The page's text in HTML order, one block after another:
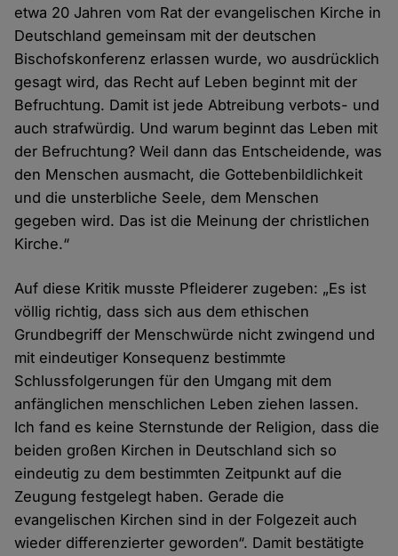
etwa 20 Jahren vom Rat der evangelischen Kirche in
Deutschland gemeinsam mit der deutschen
Bischofskonferenz erlassen wurde, wo ausdrücklich
gesagt wird, das Recht auf Leben beginnt mit der
Befruchtung. Damit ist jede Abtreibung verbots- und
auch strafwürdig. Und warum beginnt das Leben mit
der Befruchtung? Weil dann das Entscheidende, was
den Menschen ausmacht, die Gottebenbildlichkeit
und die unsterbliche Seele, dem Menschen
gegeben wird. Das ist die Meinung der christlichen
Kirche.“
Auf diese Kritik musste Pfleiderer zugeben: „Es ist
völlig richtig, dass sich aus dem ethischen
Grundbegriff der Menschwürde nicht zwingend und
mit eindeutiger Konsequenz bestimmte
Schlussfolgerungen für den Umgang mit dem
anfänglichen menschlichen Leben ziehen lassen.
Ich fand es keine Sternstunde der Religion, dass die
beiden großen Kirchen in Deutschland sich so
eindeutig zu dem bestimmten Zeitpunkt auf die
Zeugung festgelegt haben. Gerade die
evangelischen Kirchen sind in der Folgezeit auch
wieder differenzierter geworden“. Damit bestätigte